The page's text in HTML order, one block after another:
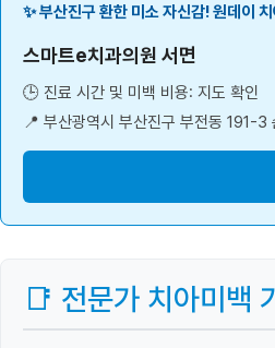
✨ 부산진구 환한 미소 자신감! 원데이
스마트e치과의원 서면
🕒 진료 시간 및 미백 비용: 지도 확인
📍 부산광역시 부산진구 부전동 191-3
📑 전문가 치아미백